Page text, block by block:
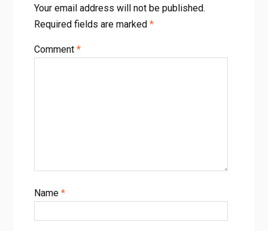
Your email address will not be published.
Required fields are marked *
Comment *
Name *